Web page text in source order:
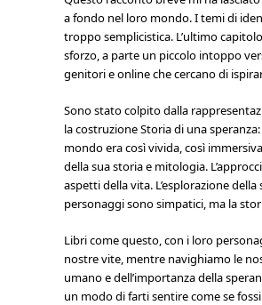
a fondo nel loro mondo. I temi di
troppo semplicistica. L’ultimo
sforzo, a parte un piccolo intoppo
genitori e online che cercano di
Sono stato colpito dalla
la costruzione Storia di una
mondo era così vivida, così
della sua storia e mitologia.
aspetti della vita. L’esplorazione
personaggi sono simpatici, ma la
Libri come questo, con i loro
nostre vite, mentre navighiamo le
umano e dell’importanza della
un modo di farti sentire come se